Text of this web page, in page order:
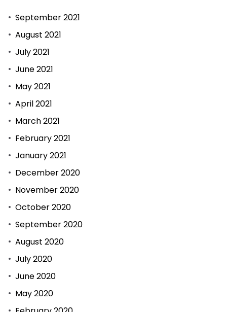
September 2021
August 2021
July 2021
June 2021
May 2021
April 2021
March 2021
February 2021
January 2021
December 2020
November 2020
October 2020
September 2020
August 2020
July 2020
June 2020
May 2020